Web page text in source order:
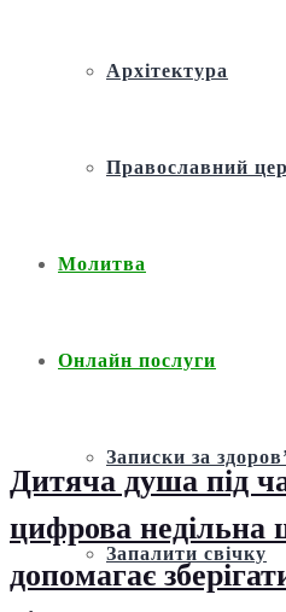
Архітектура
Православний
Молитва
Онлайн послуги
Записки за
Запалити свічку
Дитяча душа під
цифрова недільна
допомагає